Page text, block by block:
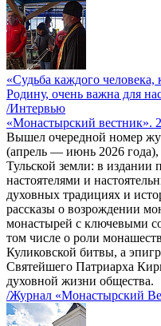
«Судьба каждого
Родину, очень важна для
/Интервью
«Монастырский вестник».
Вышел очередной номер
(апрель — июнь 2026
Тульской земли: в издании
настоятелями и
духовных традициях и
рассказы о возрождении
монастырей с ключевыми
том числе о роли
Куликовской битвы, а
Святейшего Патриарха
духовной жизни общества.
/Журнал «Монастырский